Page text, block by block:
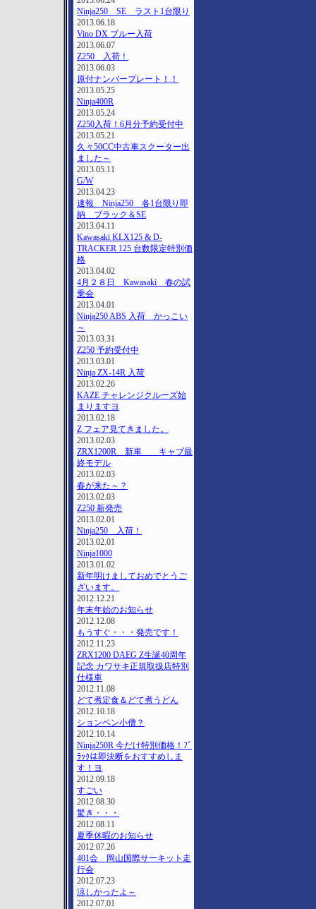
Ninja250 SE ラスト1台限り
2013.06.18
Vino DX ブルー入荷
2013.06.07
Z250 入荷！
2013.06.03
原付ナンバープレート！！
2013.05.25
Ninja400R
2013.05.24
Z250入荷！6月分予約受付中
2013.05.21
久々50CC中古車スクーター出
ました～
2013.05.11
G/W
2013.04.23
速報 Ninja250 各1台限り即
納 ブラック＆SE
2013.04.11
Kawasaki KLX125 & D-
TRACKER 125 台数限定特別価
格
2013.04.02
4月２８日 Kawasaki 春の試
乗会
2013.04.01
Ninja250 ABS 入荷 かっこい
～
2013.03.31
Z250 予約受付中
2013.03.01
Ninja ZX-14R 入荷
2013.02.26
KAZE チャレンジクルーズ始
まりますヨ
2013.02.18
Z フェア見てきました。
2013.02.03
ZRX1200R 新車 キャブ最
終モデル
2013.02.03
春が来た～？
2013.02.03
Z250 新発売
2013.02.01
Ninja250 入荷！
2013.02.01
Ninja1000
2013.01.02
新年明けましておめでとうご
ざいます。
2012.12.21
年末年始のお知らせ
2012.12.08
もうすぐ・・・発売です！
2012.11.23
ZRX1200 DAEG Z生誕40周年
記念 カワサキ正規取扱店特別
仕様車
2012.11.08
どて煮定食＆どて煮うどん
2012.10.18
ションベン小僧？
2012.10.14
Ninja250R 今だけ特別価格！ﾌﾞ
ﾗｯｸは即決断をおすすめしま
す！ヨ
2012.09.18
すごい
2012.08.30
驚き・・・
2012.08.11
夏季休暇のお知らせ
2012.07.26
401会 岡山国際サーキット走
行会
2012.07.23
涼しかったよ～
2012.07.01